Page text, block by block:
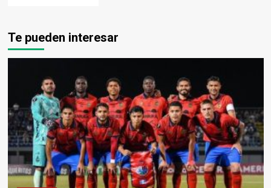
Te pueden interesar